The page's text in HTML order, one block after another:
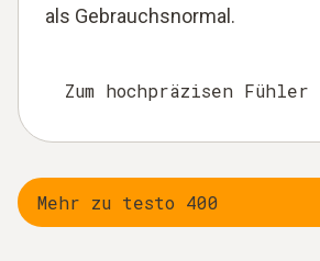
als Gebrauchsnormal.
Zum hochpräzisen Fühler
Mehr zu testo 400